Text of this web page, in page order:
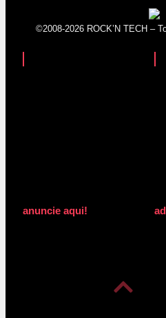
©2008-2026 ROCK’N TECH –
anuncie aqui!